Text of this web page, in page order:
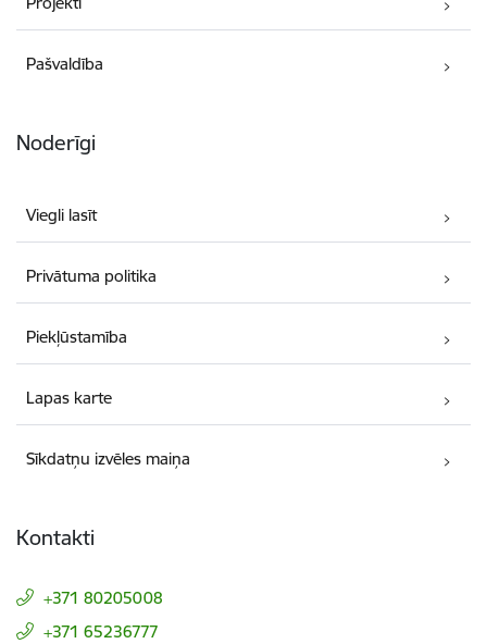
Pašvaldība
Noderīgi
Viegli lasīt
Privātuma politika
Piekļūstamība
Lapas karte
Sīkdatņu izvēles maiņa
Kontakti
+371 80205008
+371 65236777